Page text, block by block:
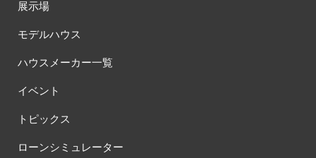
展示場
モデルハウス
ハウスメーカー一覧
イベント
トピックス
ローンシミュレーター